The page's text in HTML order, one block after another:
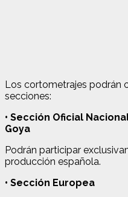
Los cortometrajes podrán
secciones:
• Sección Oficial
Goya
Podrán participar
producción española.
• Sección Europea